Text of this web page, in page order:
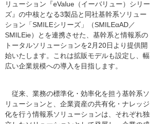
リューション『eValue（イーバリュー）シリー
ズ』の中核となる3製品と同社基幹系ソリュー
ション「SMILEシリーズ」（SMILEαAD／
SMILEie）とを連携させた、基幹系と情報系の
トータルソリューションを2月20日より提供開
始いたします。これは拡販モデルも設定し、幅
広い企業規模への導入を目指します。
従来、業務の標準化・効率化を担う基幹系ソ
リューションと、企業資産の共有化・ナレッジ
化を行う情報系ソリューションは、それぞれ独